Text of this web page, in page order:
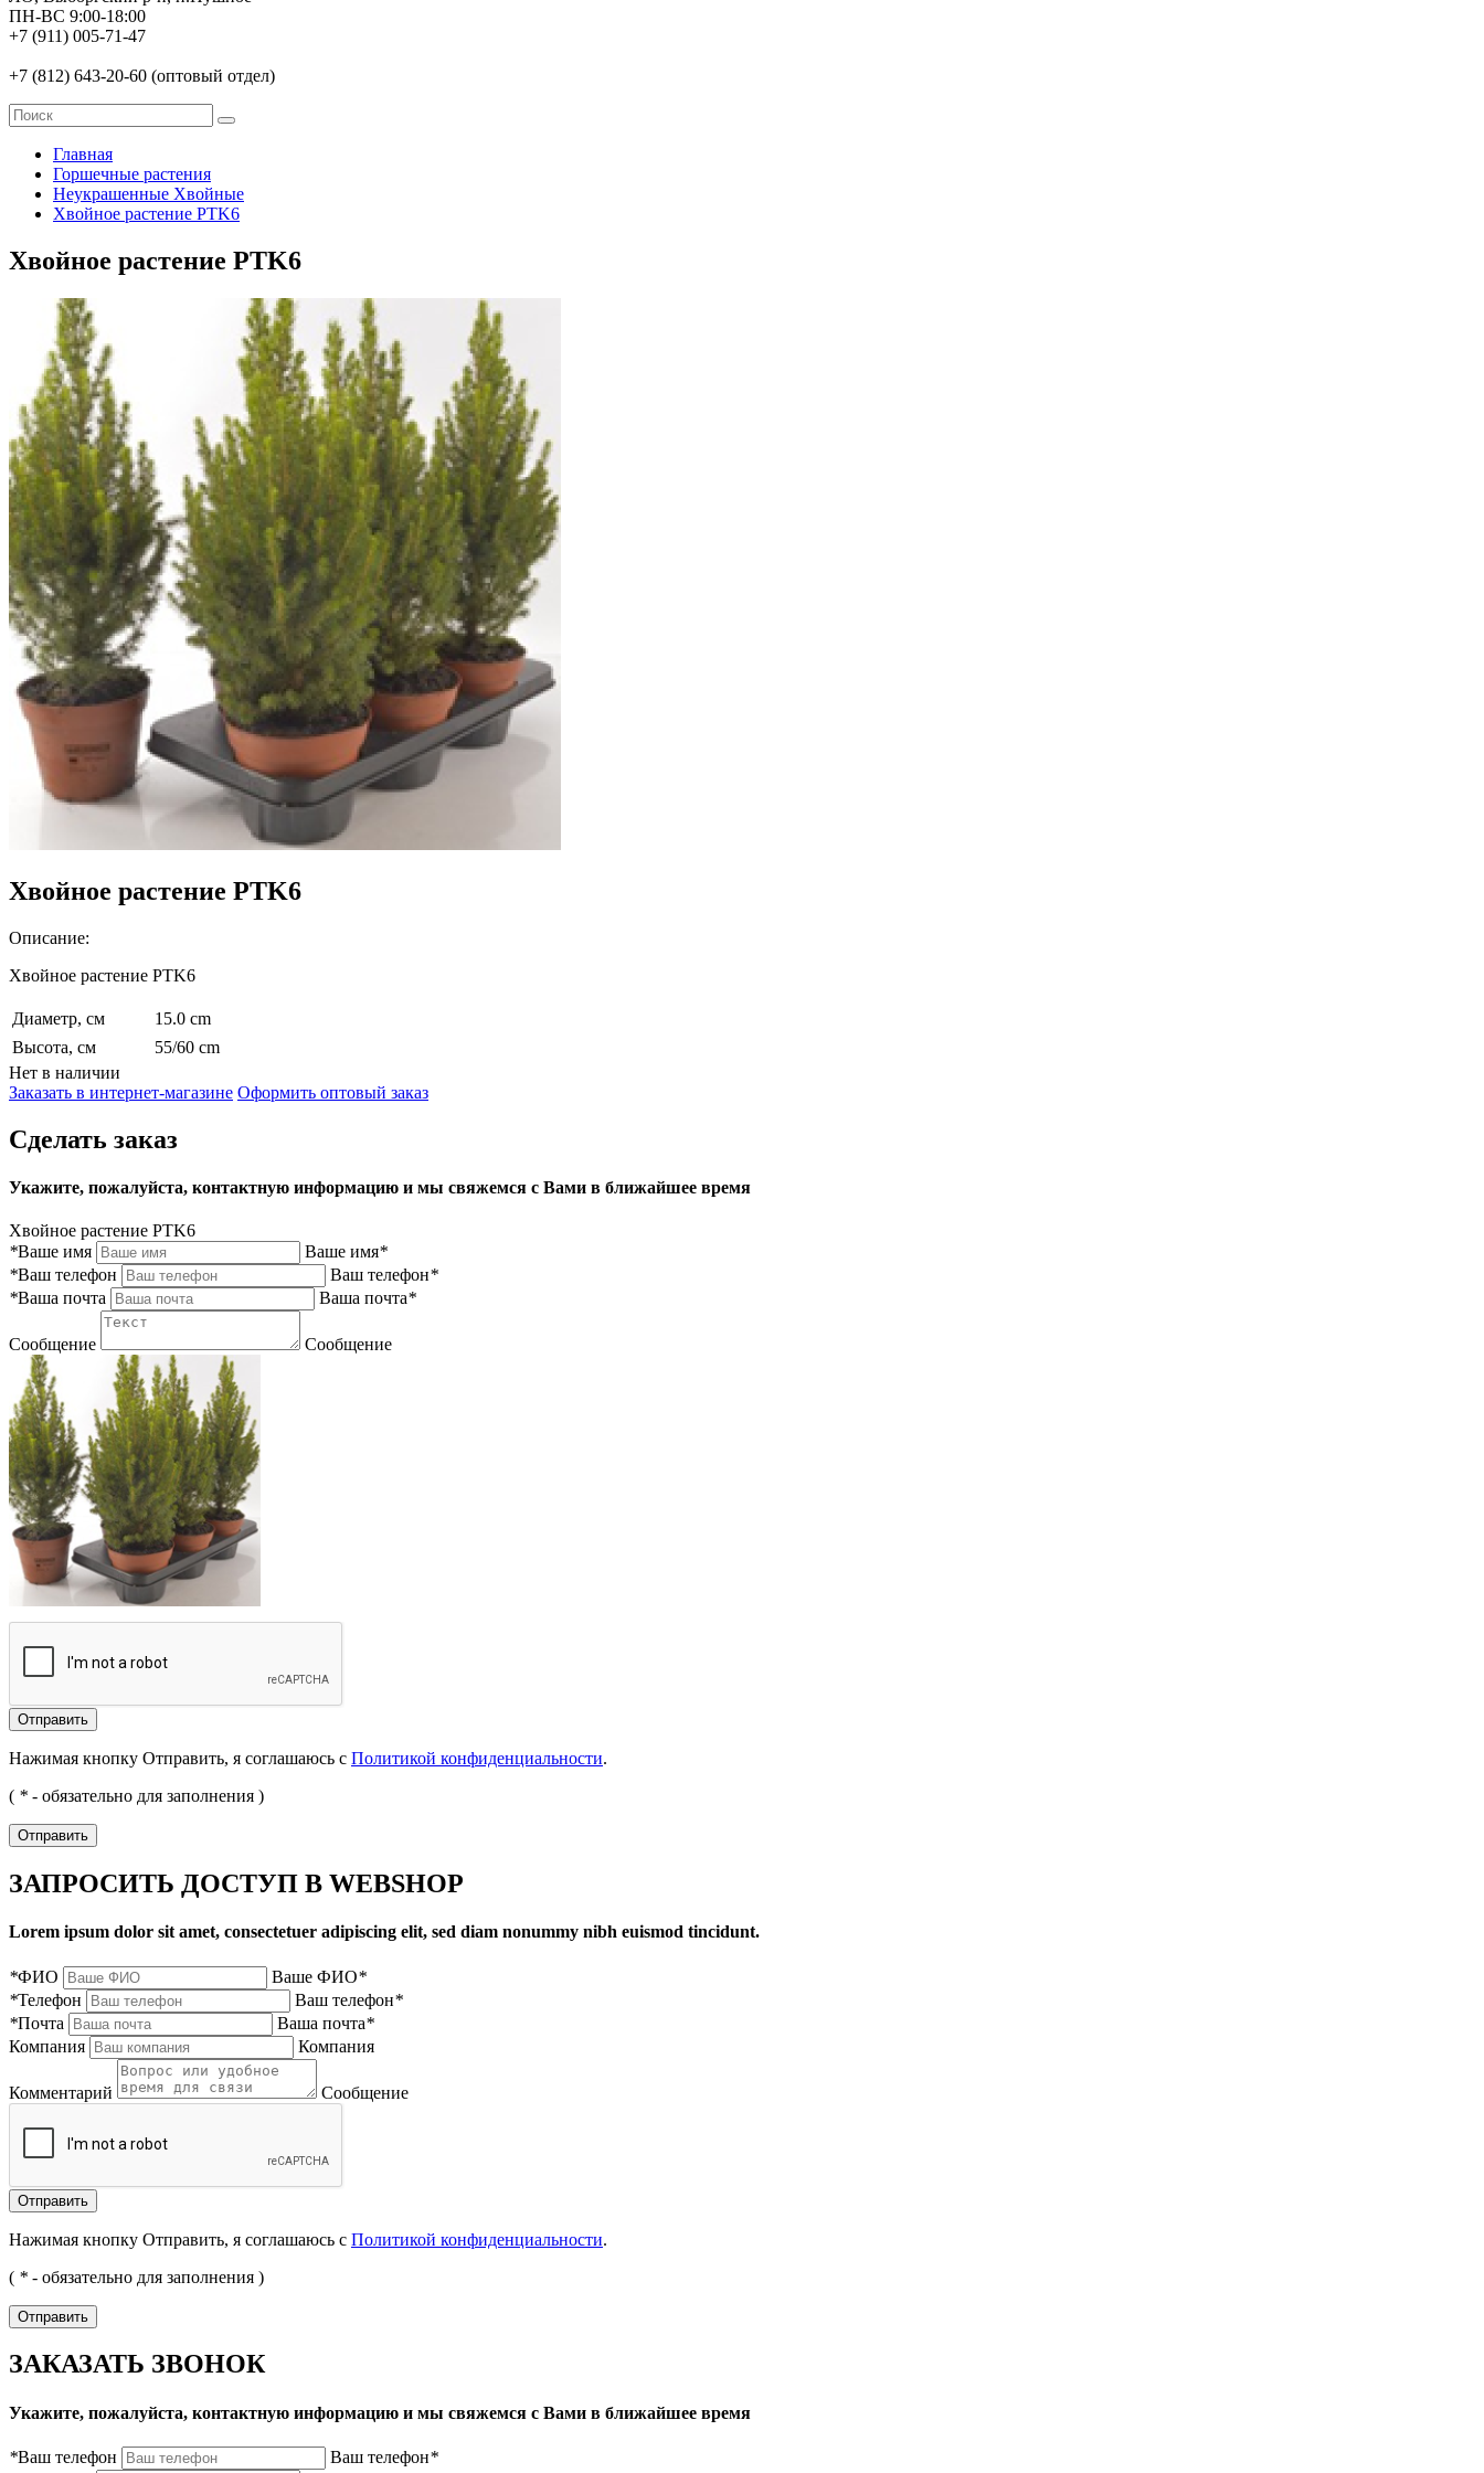
ПН-ВС 9:00-18:00
+7 (911) 005-71-47
+7 (812) 643-20-60 (оптовый отдел)
Главная
Горшечные растения
Неукрашенные Хвойные
Хвойное растение PTK6
Хвойное растение PTK6
Хвойное растение PTK6
Описание:
Хвойное растение PTK6
Диаметр, см
15.0 cm
Высота, см
55/60 cm
Нет в наличии
Заказать в интернет-магазине Оформить оптовый заказ
Сделать заказ
Укажите, пожалуйста, контактную информацию и мы свяжемся с Вами в ближайшее время
Хвойное растение PTK6
*Ваше имя Ваше имя*
*Ваш телефон Ваш телефон*
*Ваша почта Ваша почта*
Сообщение Сообщение
Отправить
Нажимая кнопку Отправить, я соглашаюсь с Политикой конфиденциальности.
( * - обязательно для заполнения )
Отправить
ЗАПРОСИТЬ ДОСТУП В WEBSHOP
Lorem ipsum dolor sit amet, consectetuer adipiscing elit, sed diam nonummy nibh euismod tincidunt.
*ФИО Ваше ФИО*
*Телефон Ваш телефон*
*Почта Ваша почта*
Компания
Компания
Комментарий Сообщение
Нажимая кнопку Отправить, я соглашаюсь с Политикой конфиденциальности.
( * - обязательно для заполнения )
ЗАКАЗАТЬ ЗВОНОК
Укажите, пожалуйста, контактную информацию и мы свяжемся с Вами в ближайшее время
*Ваш телефон Ваш телефон*